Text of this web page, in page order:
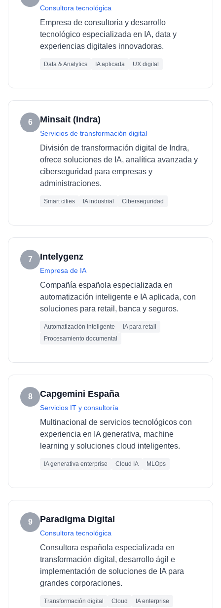
Consultora tecnológica
Empresa de consultoría y desarrollo
tecnológico especializada en IA, data y
experiencias digitales innovadoras.
Data & Analytics IA aplicada UX digital
6 Minsait (Indra)
Servicios de transformación digital
División de transformación digital de Indra,
ofrece soluciones de IA, analítica avanzada y
ciberseguridad para empresas y
administraciones.
Smart cities IA industrial Ciberseguridad
7 Intelygenz
Empresa de IA
Compañía española especializada en
automatización inteligente e IA aplicada, con
soluciones para retail, banca y seguros.
Automatización inteligente
IA para retail
Procesamiento documental
8 Capgemini España
Servicios IT y consultoría
Multinacional de servicios tecnológicos con
experiencia en IA generativa, machine
learning y soluciones cloud inteligentes.
IA generativa enterprise Cloud IA MLOps
9 Paradigma Digital
Consultora tecnológica
Consultora española especializada en
transformación digital, desarrollo ágil e
implementación de soluciones de IA para
grandes corporaciones.
Transformación digital Cloud IA enterprise